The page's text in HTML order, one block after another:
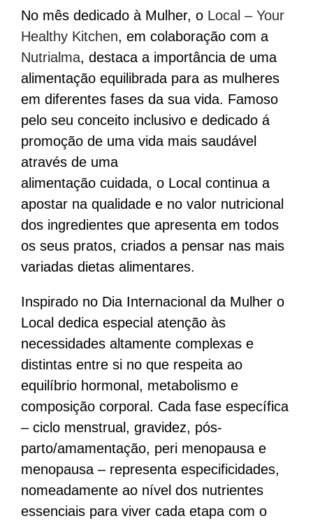
No mês dedicado à Mulher, o Local – Your
Healthy Kitchen, em colaboração com a
Nutrialma, destaca a importância de uma
alimentação equilibrada para as mulheres
em diferentes fases da sua vida. Famoso
pelo seu conceito inclusivo e dedicado á
promoção de uma vida mais saudável
através de uma
alimentação cuidada, o Local continua a
apostar na qualidade e no valor nutricional
dos ingredientes que apresenta em todos
os seus pratos, criados a pensar nas mais
variadas dietas alimentares.
Inspirado no Dia Internacional da Mulher o
Local dedica especial atenção às
necessidades altamente complexas e
distintas entre si no que respeita ao
equilíbrio hormonal, metabolismo e
composição corporal. Cada fase específica
– ciclo menstrual, gravidez, pós-
parto/amamentação, peri menopausa e
menopausa – representa especificidades,
nomeadamente ao nível dos nutrientes
essenciais para viver cada etapa com o